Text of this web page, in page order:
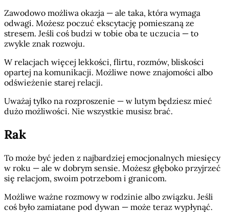
Zawodowo możliwa okazja — ale taka, która wymaga
odwagi. Możesz poczuć ekscytację pomieszaną ze
stresem. Jeśli coś budzi w tobie oba te uczucia — to
zwykle znak rozwoju.
W relacjach więcej lekkości, flirtu, rozmów, bliskości
opartej na komunikacji. Możliwe nowe znajomości albo
odświeżenie starej relacji.
Uważaj tylko na rozproszenie — w lutym będziesz mieć
dużo możliwości. Nie wszystkie musisz brać.
Rak
To może być jeden z najbardziej emocjonalnych miesięcy
w roku — ale w dobrym sensie. Możesz głęboko przyjrzeć
się relacjom, swoim potrzebom i granicom.
Możliwe ważne rozmowy w rodzinie albo związku. Jeśli
coś było zamiatane pod dywan — może teraz wypłynąć.